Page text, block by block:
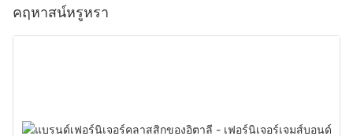
คฤหาสน์หรูหรา